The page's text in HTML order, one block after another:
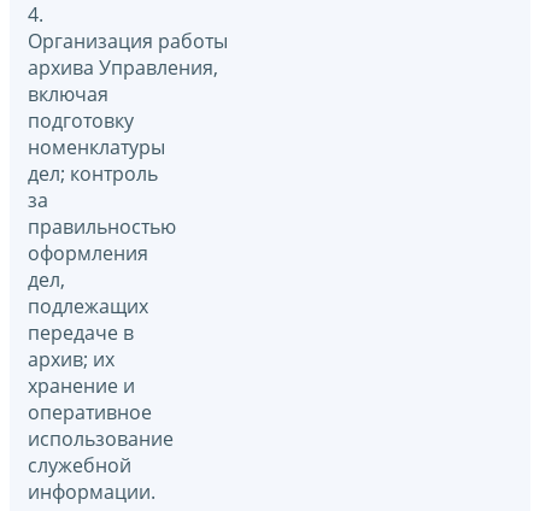
4.
Организация работы
архива Управления,
включая
подготовку
номенклатуры
дел; контроль
за
правильностью
оформления
дел,
подлежащих
передаче в
архив; их
хранение и
оперативное
использование
служебной
информации.